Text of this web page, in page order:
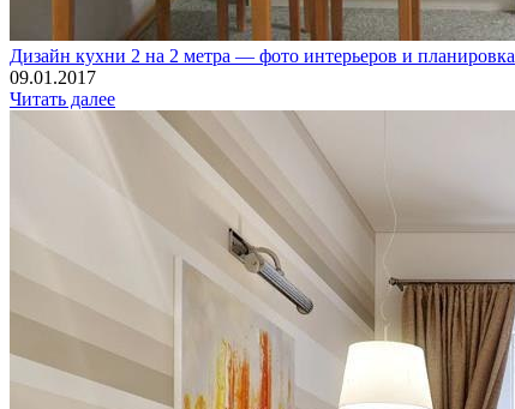
Дизайн кухни 2 на 2 метра — фото интерьеров и планировка
09.01.2017
Читать далее